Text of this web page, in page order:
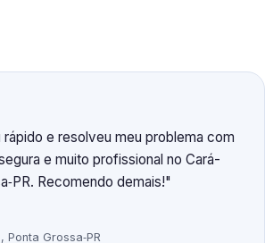
e resolveu meu problema com
e muito profissional no Cará-
Recomendo demais!
Ponta Grossa‑PR